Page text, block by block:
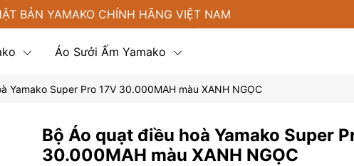
BẢN YAMAKO CHÍNH HÃNG VIỆT NAM
Áo Sưởi Ấm Yamako
Yamako Super Pro 17V 30.000MAH màu XANH NGỌC
Bộ Áo quạt điều hoà Yamako Super
30.000MAH màu XANH NGỌC